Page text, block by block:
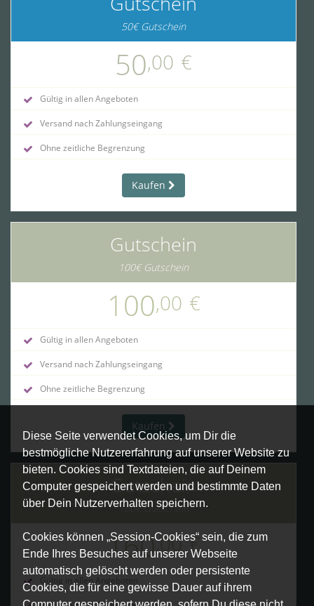
Diese Seite verwendet Cookies, um Dir die
bestmögliche Nutzererfahrung auf unserer Website zu
bieten. Cookies sind Textdateien, die auf Deinem
Computer gespeichert werden und bestimmte Daten
über Dein Nutzerverhalten speichern.
Cookies können „Session-Cookies“ sein, die zum
Ende Ihres Besuches auf unserer Webseite
automatisch gelöscht werden oder persistente
Cookies, die für eine gewisse Dauer auf ihrem
50€ Gutschein
50,00 €
Gültig in allen Angeboten
Versand nach Zahlungseingang
Ohne zeitliche Begrenzung
Kaufen
Gutschein
100€ Gutschein
100,00 €
Gültig in allen Angeboten
Versand nach Zahlungseingang
Ohne zeitliche Begrenzung
Kaufen
Gutschein
160€ Gutschein
160,00 €
Gültig in allen Angeboten